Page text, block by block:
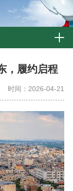
，履约启程
时间：2026-04-21